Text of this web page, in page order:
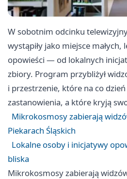
W sobotnim odcinku
wystąpiły jako miejsce małych,
opowieści — od lokalnych
zbiory. Program przybliżył
i przestrzenie, które na co
zastanowienia, a które kryją
Mikrokosmosy zabierają
Piekarach Śląskich
Lokalne osoby i inicjatywy
bliska
Mikrokosmosy zabierają